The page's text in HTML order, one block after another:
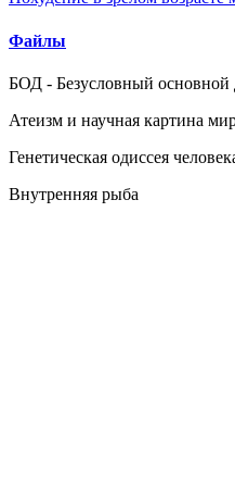
Файлы
БОД - Безусловный основной
Атеизм и научная картина
Генетическая одиссея
Внутренняя рыба